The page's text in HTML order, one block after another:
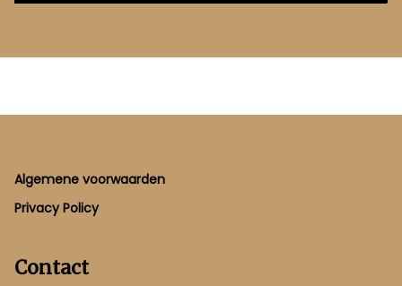
Footer
Algemene voorwaarden
Privacy Policy
Contact